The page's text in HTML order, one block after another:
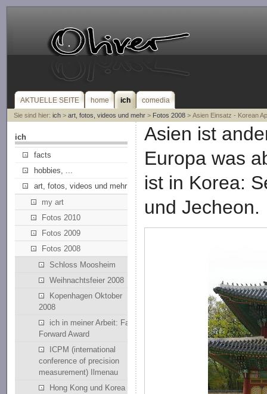
AKTUELLE SEITE home ich comedia
Sie sind hier: ich> art, fotos, videos und mehr> Fotos 2008> Asien Einsatz - Korean
ich
facts
hobbies, ...
art, fotos, videos und mehr
my art
Fotos 2010
Fotos 2009
Fotos 2008
Schloss Moosheim
Weihnachtsfeier 2008
Kopenhagen Oktober
2008
ich in meiner Arbeit: Fast
Forward Award
ICPM (international
conference of precision
measurement) Ilmenau
Hong Kong und Korea
Asien ist
Europa was
ist in Korea:
und Jecheon.